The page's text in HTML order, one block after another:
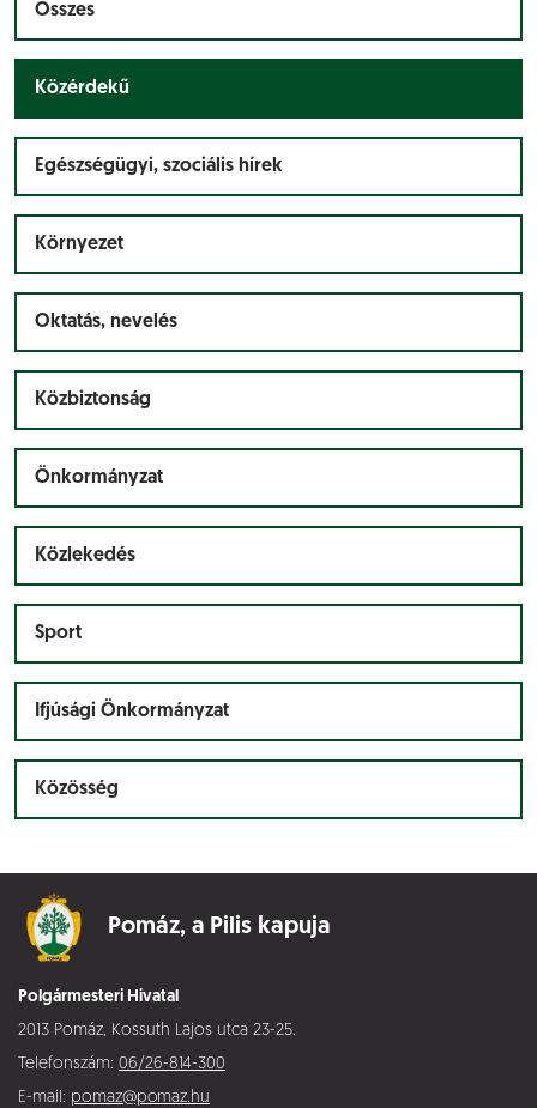
Összes
Közérdekű
Egészségügyi, szociális hírek
Környezet
Oktatás, nevelés
Közbiztonság
Önkormányzat
Közlekedés
Sport
Ifjúsági Önkormányzat
Közösség
Pomáz, a Pilis kapuja
Polgármesteri Hivatal
2013 Pomáz, Kossuth Lajos utca 23-25.
Telefonszám: 06/26-814-300
E-mail: pomaz@pomaz.hu